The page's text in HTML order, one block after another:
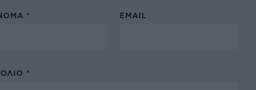
* EMAIL
*